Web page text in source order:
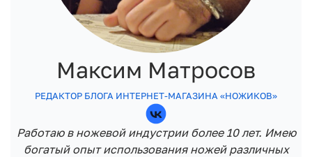
Максим Матросов
РЕДАКТОР БЛОГА ИНТЕРНЕТ-МАГАЗИНА «НОЖИКОВ»
Работаю в ножевой индустрии более 10 лет. Имею
богатый опыт использования ножей различных